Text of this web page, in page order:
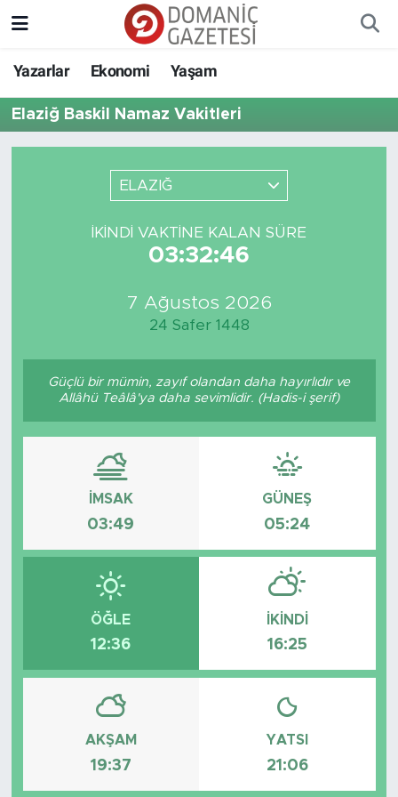
Yazarlar Ekonomi Yaşam
Elaziğ Baskil Namaz Vakitleri
ELAZIĞ
İKINDI VAKTINE KALAN SÜRE
03:32:46
7 Ağustos 2026
24 Safer 1448
Güçlü bir mümin, zayıf olandan daha hayırlıdır ve
Allâhü Teâlâ'ya daha sevimlidir. (Hadis-i şerif)
İMSAK
03:49
GÜNEŞ
05:24
ÖĞLE
12:36
İKINDI
16:25
AKŞAM
19:37
YATSI
21:06